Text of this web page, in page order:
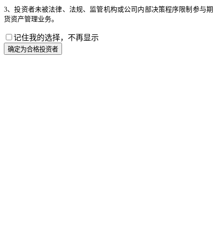
3、投资者未被法律、法规、监管机构或公司内部决策程序限制参与期
货资产管理业务。
记住我的选择，不再显示
确定为合格投资者